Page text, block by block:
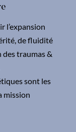
l’expansion
de fluidité
des traumas &
sont les
mission